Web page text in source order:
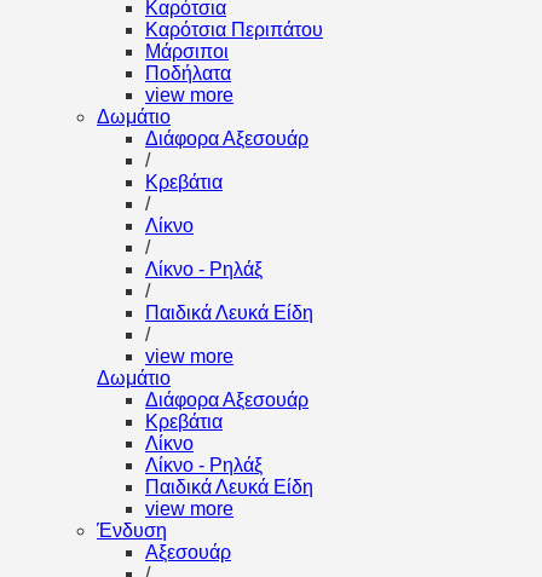
Καρότσια
Καρότσια Περιπάτου
Μάρσιποι
Ποδήλατα
view more
Δωμάτιο
Διάφορα Αξεσουάρ
/
Κρεβάτια
/
Λίκνο
/
Λίκνο - Ρηλάξ
/
Παιδικά Λευκά Είδη
/
view more
Δωμάτιο
Διάφορα Αξεσουάρ
Κρεβάτια
Λίκνο
Λίκνο - Ρηλάξ
Παιδικά Λευκά Είδη
view more
Ένδυση
Αξεσουάρ